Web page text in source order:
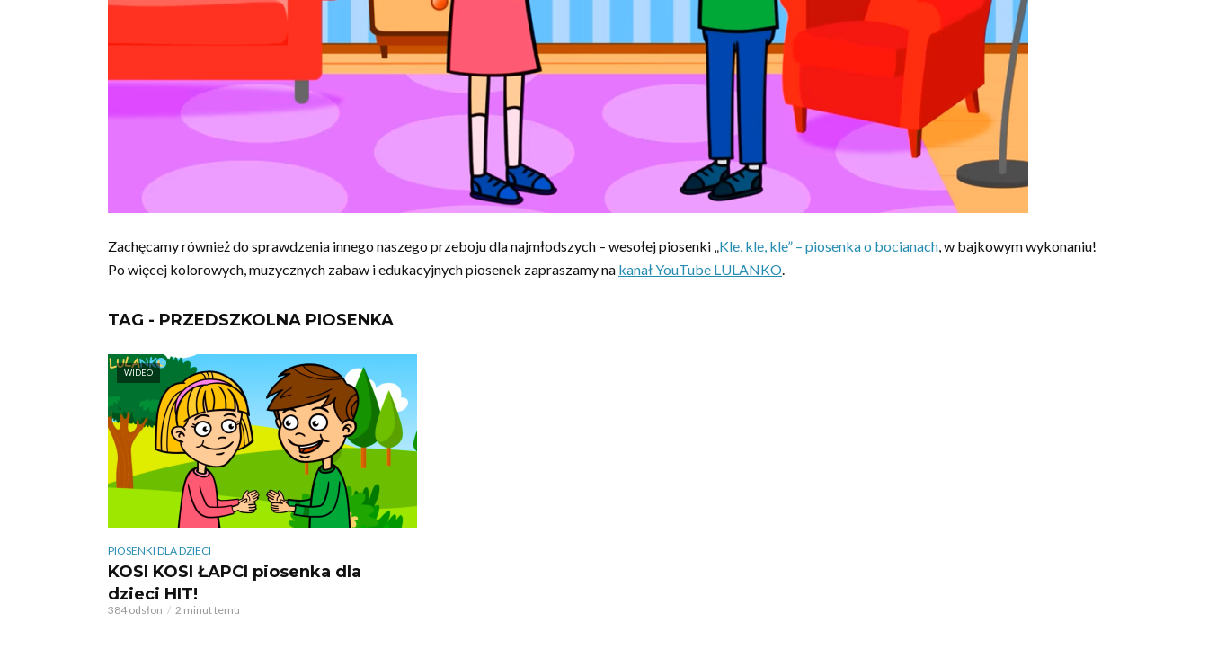
Zachęcamy również do sprawdzenia innego naszego przeboju dla najmłodszych – wesołej piosenki „Kle, kle, kle” – piosenka o bocianach, w bajkowym wykonaniu!
Po więcej kolorowych, muzycznych zabaw i edukacyjnych piosenek zapraszamy na kanał YouTube LULANKO.
TAG - PRZEDSZKOLNA PIOSENKA
WIDEO
PIOSENKI DLA DZIECI
KOSI KOSI ŁAPCI piosenka dla
dzieci HIT!
384 odsłon 2 minut temu